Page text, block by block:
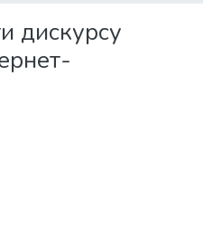
дискурсу